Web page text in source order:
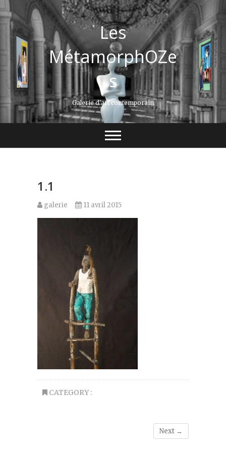
Les
MétamorphOZe
s
Galerie d'art contemporain
1.1
galerie 11 avril 2015
CATEGORY :
Next →